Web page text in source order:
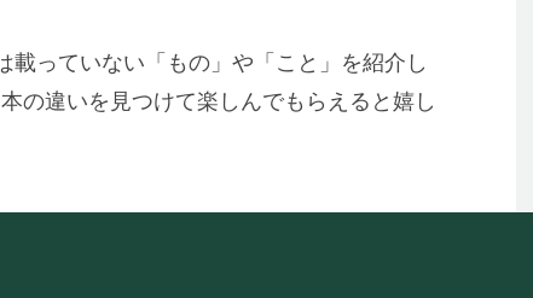
載っていない「もの 」や「こと」を紹介し
本の違いを見つけて楽しんでもらえると嬉し